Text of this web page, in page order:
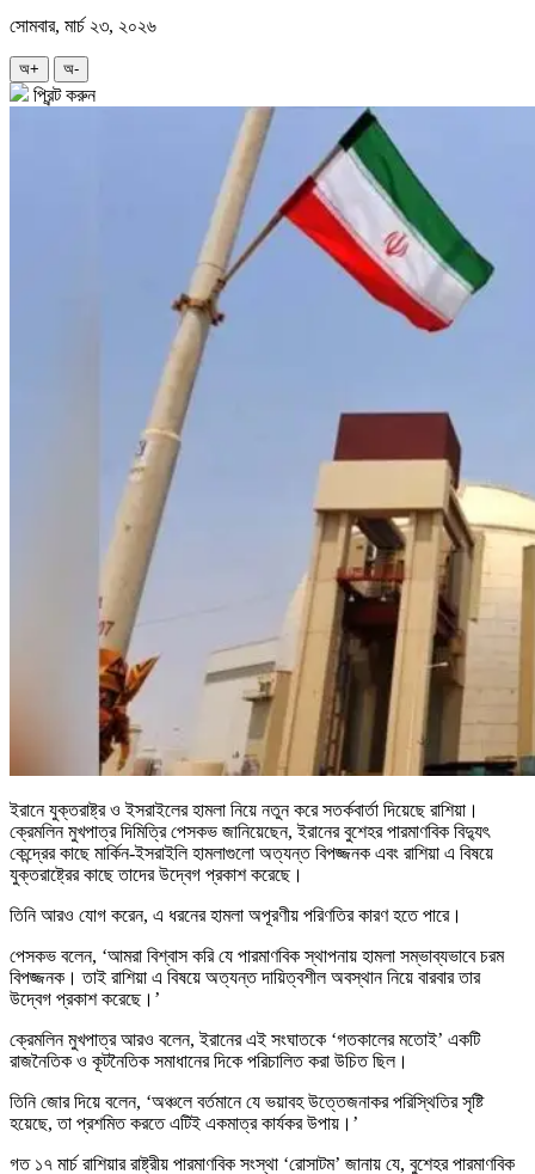
সোমবার, মার্চ ২৩, ২০২৬
অ+ অ-
প্রিন্ট করুন
ইরানে যুক্তরাষ্ট্র ও ইসরাইলের হামলা নিয়ে নতুন করে সতর্কবার্তা দিয়েছে রাশিয়া।
ক্রেমলিন মুখপাত্র দিমিত্রি পেসকভ জানিয়েছেন, ইরানের বুশেহর পারমাণবিক বিদ্যুৎ
কেন্দ্রের কাছে মার্কিন-ইসরাইলি হামলাগুলো অত্যন্ত বিপজ্জনক এবং রাশিয়া এ বিষয়ে
যুক্তরাষ্ট্রের কাছে তাদের উদ্বেগ প্রকাশ করেছে।
তিনি আরও যোগ করেন, এ ধরনের হামলা অপূরণীয় পরিণতির কারণ হতে পারে।
পেসকভ বলেন, ‘আমরা বিশ্বাস করি যে পারমাণবিক স্থাপনায় হামলা সম্ভাব্যভাবে চরম
বিপজ্জনক। তাই রাশিয়া এ বিষয়ে অত্যন্ত দায়িত্বশীল অবস্থান নিয়ে বারবার তার
উদ্বেগ প্রকাশ করেছে।’
ক্রেমলিন মুখপাত্র আরও বলেন, ইরানের এই সংঘাতকে ‘গতকালের মতোই’ একটি
রাজনৈতিক ও কূটনৈতিক সমাধানের দিকে পরিচালিত করা উচিত ছিল।
তিনি জোর দিয়ে বলেন, ‘অঞ্চলে বর্তমানে যে ভয়াবহ উত্তেজনাকর পরিস্থিতির সৃষ্টি
হয়েছে, তা প্রশমিত করতে এটিই একমাত্র কার্যকর উপায়।’
গত ১৭ মার্চ রাশিয়ার রাষ্ট্রীয় পারমাণবিক সংস্থা ‘রোসাটম’ জানায় যে, বুশেহর পারমাণবিক